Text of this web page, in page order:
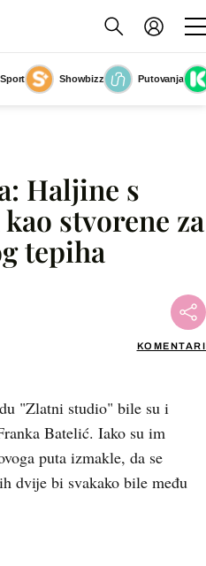
Sport Showbizz
Putovanja
Slika nije dostupna
Haljine s
stvorene za
tepiha
KOMENTARI
"Zlatni studio" bile su i
Batelić. Iako su im
puta izmakle, da se
dvije bi svakako bile među